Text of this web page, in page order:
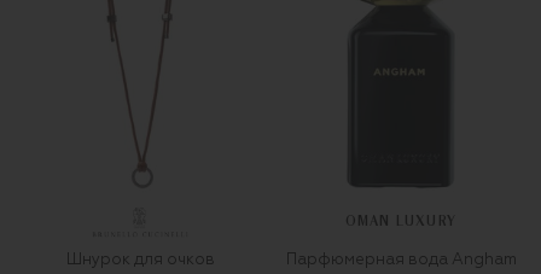
Шнурок для очков
OMAN LUXURY
Парфюмерная вода Angham